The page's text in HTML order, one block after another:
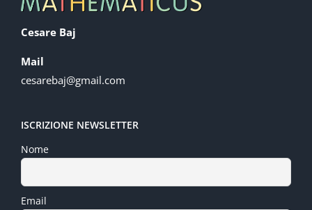
Cesare Baj
Mail
cesarebaj@gmail.com
ISCRIZIONE NEWSLETTER
Nome
Email